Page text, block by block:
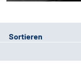
Sortieren